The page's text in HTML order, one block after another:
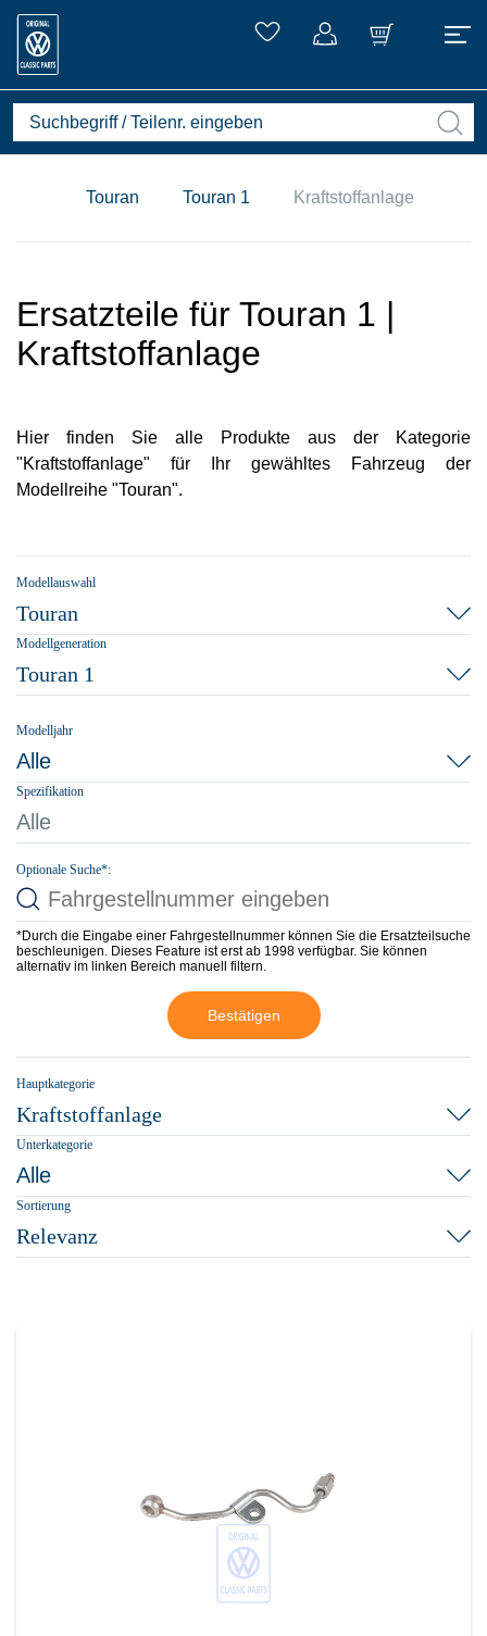
Touran Touran 1 Kraftstoffanlage
Ersatzteile für Touran 1 |
Kraftstoffanlage
Hier finden Sie alle Produkte aus der Kategorie
"Kraftstoffanlage" für Ihr gewähltes Fahrzeug der
Modellreihe "Touran".
Modellauswahl
Touran
Modellgeneration
Touran 1
Modelljahr
Alle
Spezifikation
Alle
Optionale Suche*:
*Durch die Eingabe einer Fahrgestellnummer können Sie die Ersatzteilsuche
beschleunigen. Dieses Feature ist erst ab 1998 verfügbar. Sie können
alternativ im linken Bereich manuell filtern.
Bestätigen
Hauptkategorie
Kraftstoffanlage
Unterkategorie
Alle
Sortierung
Relevanz